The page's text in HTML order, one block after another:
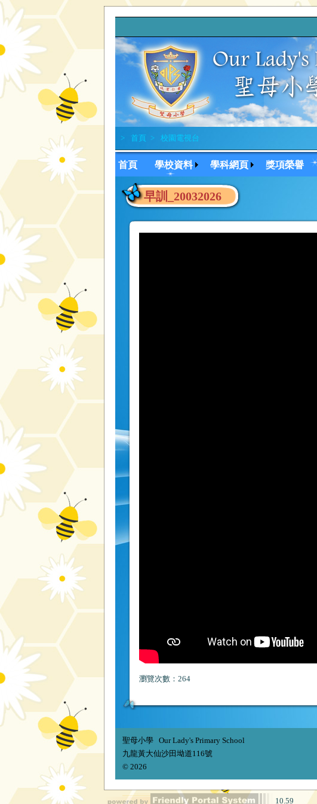
> 首頁 > 校園電視台
首頁 學校資料 學科網頁 獎項榮譽
早訓_20032026
瀏覽次數：264
聖母小學 Our Lady's Primary School
九龍黃大仙沙田坳道116號
© 2026
10.59